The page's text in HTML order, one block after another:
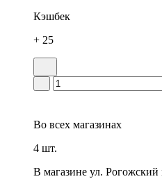
Кэшбек
+ 25
Во всех магазинах
4 шт.
В магазине ул. Рогожский